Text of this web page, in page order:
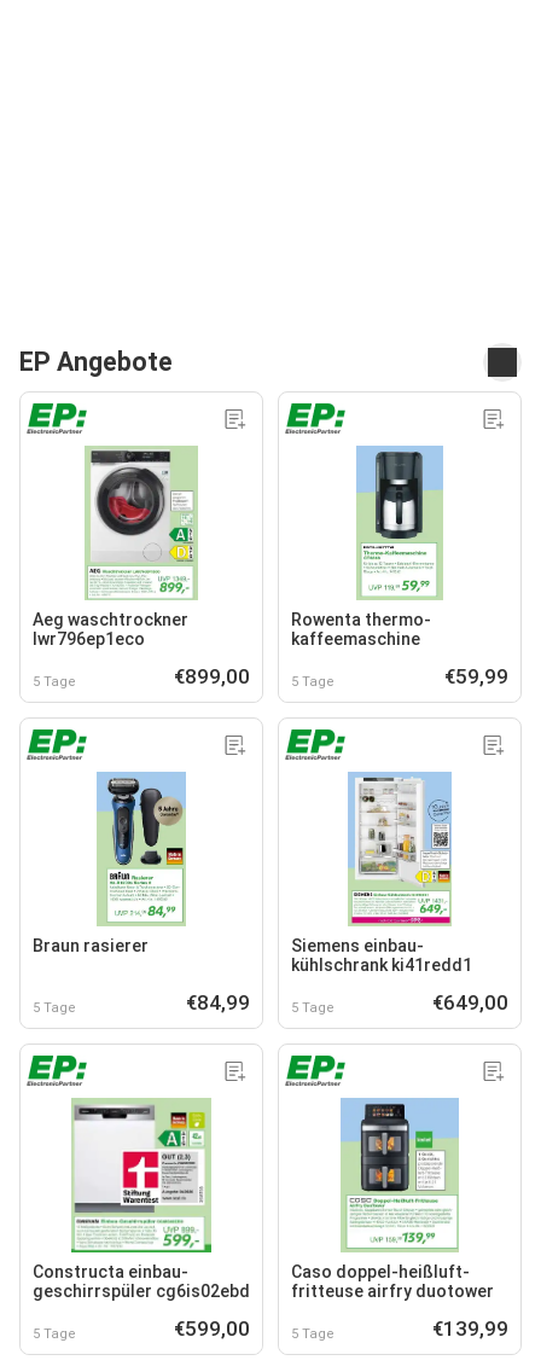
EP Angebote
Aeg waschtrockner
lwr796ep1eco
5 Tage €899,00
Rowenta thermo-
kaffeemaschine
5 Tage €59,99
Braun rasierer
5 Tage €84,99
Siemens einbau-
kühlschrank ki41redd1
5 Tage €649,00
Constructa einbau-
geschirrspüler cg6is02ebd
5 Tage €599,00
Caso doppel-heißluft-
fritteuse airfry duotower
5 Tage €139,99